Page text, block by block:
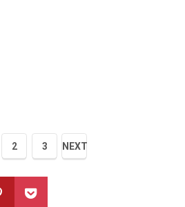
2 3 NEXT